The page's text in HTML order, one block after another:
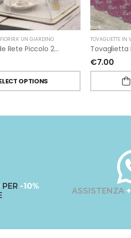
FIORIRA' UN GIARDINO
Coprivivande Rete Piccolo 25×40 H14 Cm In Abaca Di Fiorirà Un Giardino
OPTIONS
TOVAGLIETTE IN
€7.00
PER -10%
ASSISTENZA